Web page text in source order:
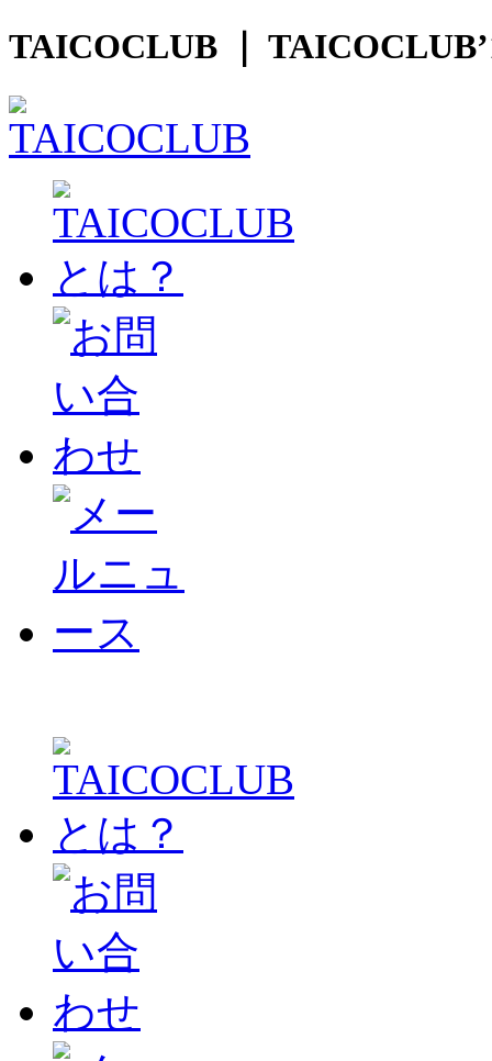
TAICOCLUB ｜